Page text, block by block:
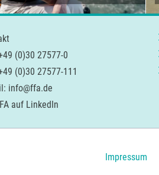
(0)30 27577-0
(0)30 27577-111
info@ffa.de
auf LinkedIn
Navigation
Impressum